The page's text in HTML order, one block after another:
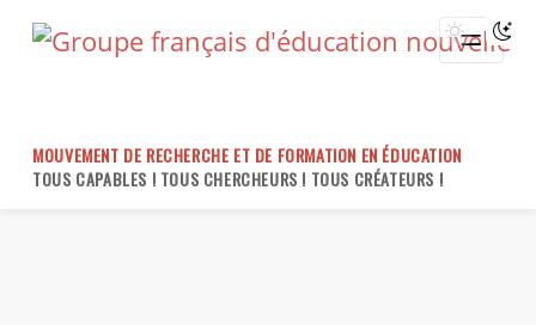
MOUVEMENT DE RECHERCHE ET DE FORMATION EN ÉDUCATION
TOUS CAPABLES ! TOUS CHERCHEURS ! TOUS CRÉATEURS !